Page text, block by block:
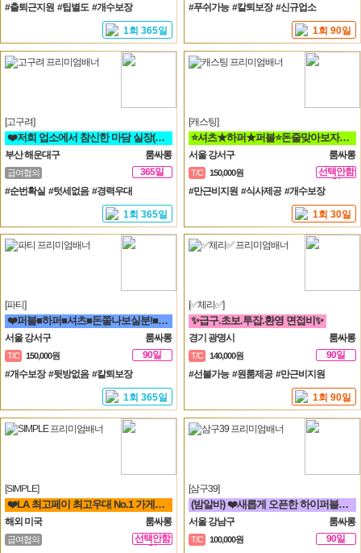
#출퇴근지원 #팁별도 #개수보장
1회 365일
#푸쉬가능 #칼퇴보장 #신규업소
1회 90일
[고구려]
❤️저희 업소에서 참신한 마담 실장(멤버) 영업진 구좌 사장님들을 모십니다❤️
부산 해운대구 룸싸롱
급여협의
365일
#순번확실 #텃세없음 #경력우대
1회 365일
[캐스팅]
⭐셔츠★하퍼★퍼블⭐돈줄맞아보자★갯수보장★술강요NO★출퇴근자유⭐
서울 강서구 룸싸롱
T/C 150,000원
선택안함
일
#만근비지원 #식사제공 #개수보장
1회 30일
[파티]
❤️퍼블■하퍼■셔츠■돈쭐나보실분!■술강요X■출퇴근맘대로■갯수보장❤️
서울 강서구 룸싸롱
T/C 150,000원
90일
#개수보장 #뒷방없음 #칼퇴보장
1회 365일
[✅체리✅]
✨급구.초보.투잡.환영 면접비✨
경기 광명시 룸싸롱
T/C 140,000원
90일
#선불가능 #원룸제공 #만근비지원
1회 90일
[SIMPLE]
❤️LA 최고페이 최고우대 No.1 가게에서 직원 모집합니다❤️
해외 미국 룸싸롱
급여협의
선택안함
일
[삼구39]
(밤알바) ❤️새롭게 오픈한 하이퍼블릭 샤이니 입니다!!!❤️
서울 강남구 룸싸롱
T/C 100,000원
90일